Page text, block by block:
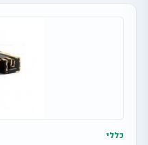
כללי